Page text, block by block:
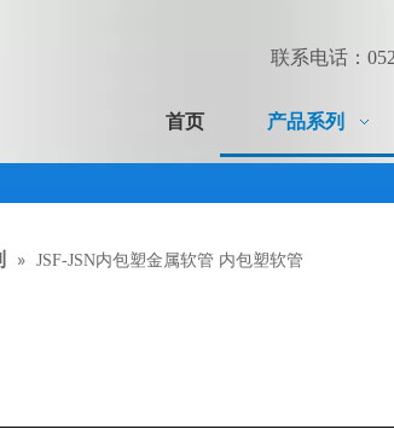
联系电话：
首页 产品系列
» JSF-JSN内包塑金属软管 内包塑软管